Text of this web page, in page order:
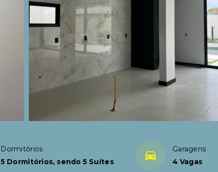
Dormitórios
5 Dormitórios, sendo 5 Suítes
Garagens
4 Vagas